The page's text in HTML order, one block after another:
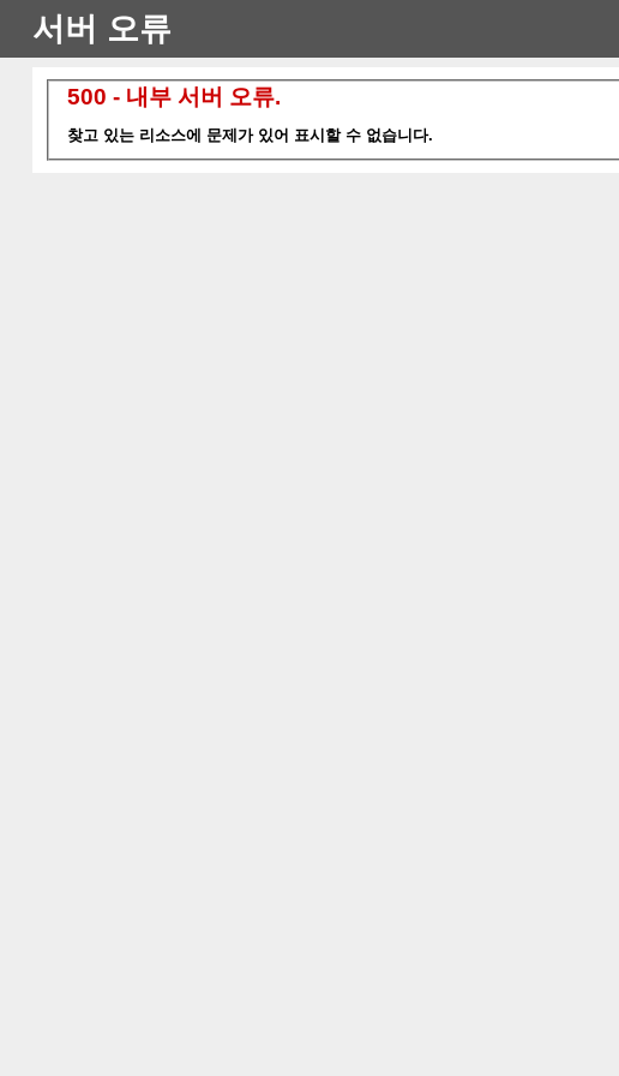
서버 오류
500 - 내부 서버 오류.
찾고 있는 리소스에 문제가 있어 표시할 수 없습니다.